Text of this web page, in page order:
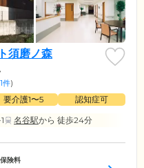
須磨ノ森
件)
要介護1〜5
認知症可
名谷駅から 徒歩24分
険料